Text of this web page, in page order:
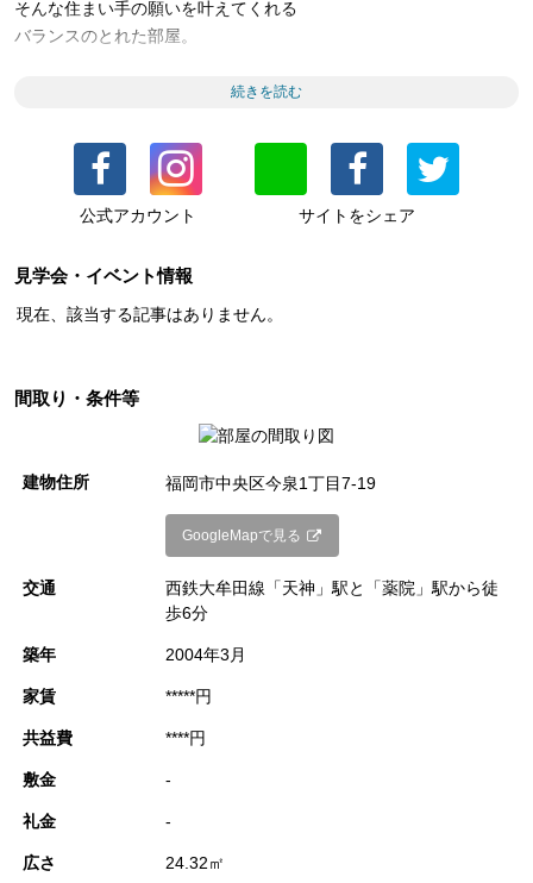
そんな住まい手の願いを叶えてくれる
バランスのとれた部屋。
● 住居・SOHO・事務所にご使用いただけます（店舗は不可）
続きを読む
公式アカウント サイトをシェア
見学会・イベント情報
現在、該当する記事はありません。
間取り・条件等
建物住所 福岡市中央区今泉1丁目7-19
GoogleMapで見る
交通
西鉄大牟田線「天神」駅と「薬院」駅から徒
歩6分
築年 2004年3月
家賃 *****円
共益費 ****円
敷金 -
礼金 -
広さ 24.32㎡